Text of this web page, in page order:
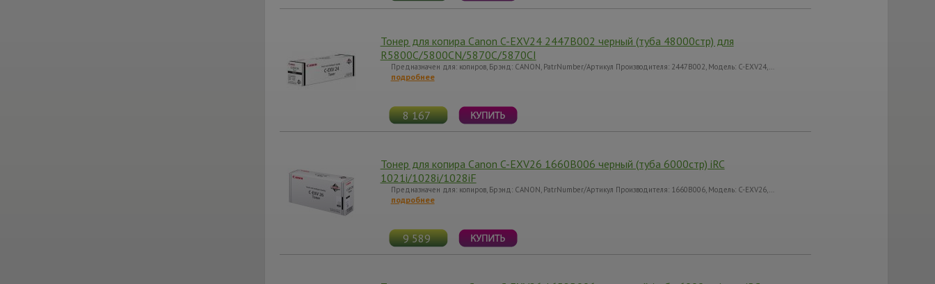
Тонер для копира Canon C-EXV24 2447B002 черный (туба 48000стр) для
R5800C/5800CN/5870C/5870CI
Предназначен для: копиров, Брэнд: CANON, PatrNumber/Артикул Производителя: 2447B002, Модель: C-EXV24,…
подробнее
8 167
Тонер для копира Canon C-EXV26 1660B006 черный (туба 6000стр) iRC
1021i/1028i/1028iF
Предназначен для: копиров, Брэнд: CANON, PatrNumber/Артикул Производителя: 1660B006, Модель: C-EXV26,…
подробнее
9 589